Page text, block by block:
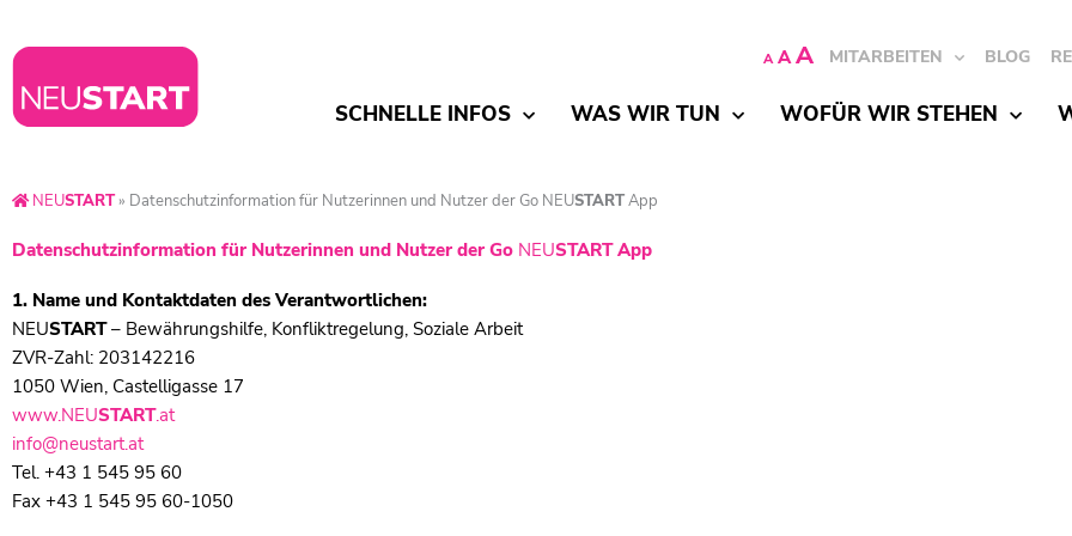
A A A MITARBEITEN BLOG
SCHNELLE INFOS WAS WIR TUN WOFÜR WIR STEHEN
NEUSTART» Datenschutzinformation für Nutzerinnen und Nutzer der Go NEUSTARTApp
Datenschutzinformation für Nutzerinnen und Nutzer der Go NEUSTARTApp
1. Name und Kontaktdaten des Verantwortlichen:
NEUSTART– Bewährungshilfe, Konfliktregelung, Soziale Arbeit
ZVR-Zahl: 203142216
1050 Wien, Castelligasse 17
www.NEUSTART.at
info@neustart.at
Tel. +43 1 545 95 60
Fax +43 1 545 95 60-1050